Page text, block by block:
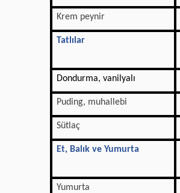
Krem peynir
Tatlılar
Dondurma, vanilyalı
Puding, muhallebi
Sütlaç
Et, Balık ve Yumurta
Yumurta